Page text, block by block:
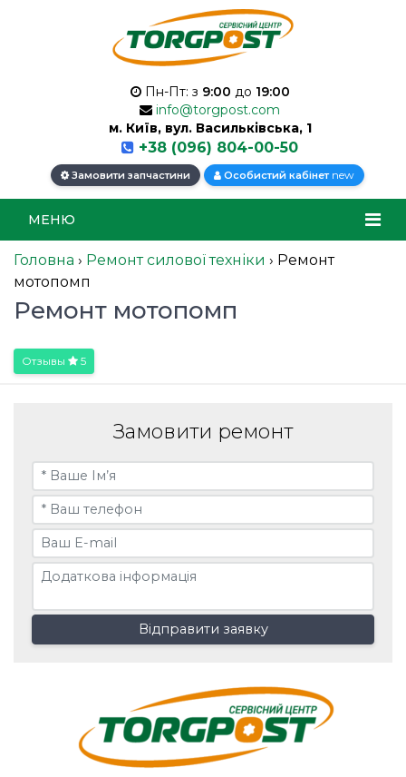
Пн-Пт: з 9:00 до 19:00
info@torgpost.com
м. Київ, вул. Васильківська, 1
+38 (096) 804-00-50
Замовити запчастини Особистий кабінет new
МЕНЮ
Головна › Ремонт силової техніки › Ремонт
мотопомп
Ремонт мотопомп
Отзывы 5
Замовити ремонт
Відправити заявку